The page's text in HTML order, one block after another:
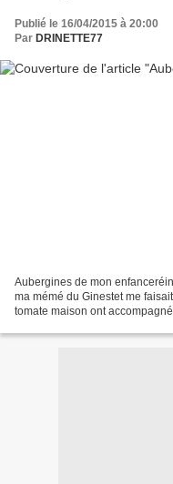
Publié le 16/04/2015 à 20:00
Par DRINETTE77
Aubergines de mon
ma mémé du Ginestet me
tomate maison ont